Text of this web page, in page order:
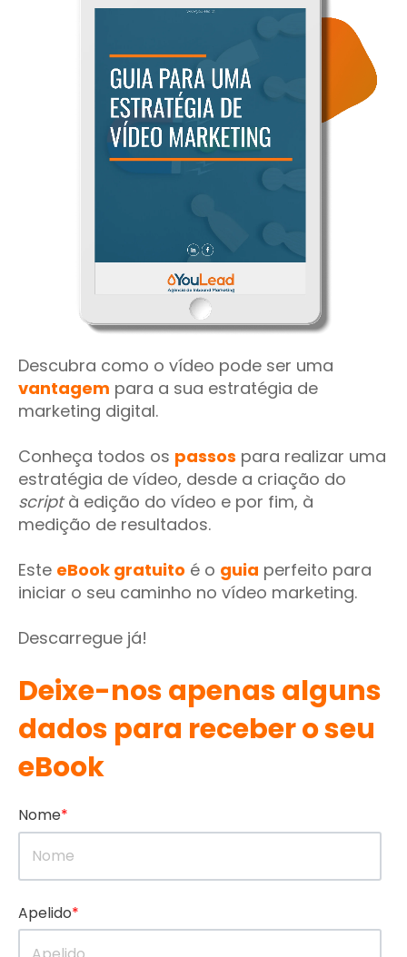
Descubra como o vídeo pode ser uma
vantagem para a sua estratégia de
marketing digital.
Conheça todos os passos para realizar uma
estratégia de vídeo, desde a criação do
scriptà edição do vídeo e por fim, à
medição de resultados.
Este eBook gratuito é o guia perfeito para
iniciar o seu caminho no vídeo marketing.
Descarregue já!
Deixe-nos apenas alguns
dados para receber o seu
eBook
Nome*
Apelido*